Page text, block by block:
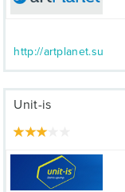
http://artplanet.su
Unit-is